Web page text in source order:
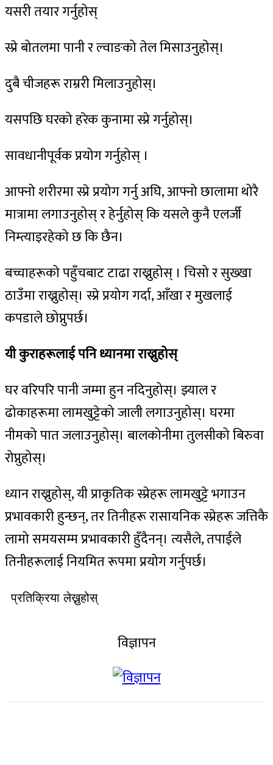
यसरी तयार गर्नुहोस्
स्प्रे बोतलमा पानी र ल्वाङको तेल मिसाउनुहोस्।
दुबै चीजहरू राम्ररी मिलाउनुहोस्।
यसपछि घरको हरेक कुनामा स्प्रे गर्नुहोस्।
सावधानीपूर्वक प्रयोग गर्नुहोस् ।
आफ्नो शरीरमा स्प्रे प्रयोग गर्नु अघि, आफ्नो छालामा थोरै
मात्रामा लगाउनुहोस् र हेर्नुहोस् कि यसले कुनै एलर्जी
निम्त्याइरहेको छ कि छैन।
बच्चाहरूको पहुँचबाट टाढा राख्नुहोस् । चिसो र सुख्खा
ठाउँमा राख्नुहोस्। स्प्रे प्रयोग गर्दा, आँखा र मुखलाई
कपडाले छोप्नुपर्छ।
यीकुराहरूलाईपनिध्यानमाराख्नुहोस्
घर वरिपरि पानी जम्मा हुन नदिनुहोस्। झ्याल र
ढोकाहरूमा लामखुट्टेको जाली लगाउनुहोस्। घरमा
नीमको पात जलाउनुहोस्। बालकोनीमा तुलसीको बिरुवा
रोप्नुहोस्।
ध्यान राख्नुहोस्, यी प्राकृतिक स्प्रेहरू लामखुट्टे भगाउन
प्रभावकारी हुन्छन्, तर तिनीहरू रासायनिक स्प्रेहरू जत्तिकै
लामो समयसम्म प्रभावकारी हुँदैनन्। त्यसैले, तपाईंले
तिनीहरूलाई नियमित रूपमा प्रयोग गर्नुपर्छ।
प्रतिक्रिया लेख्नुहोस्
विज्ञापन